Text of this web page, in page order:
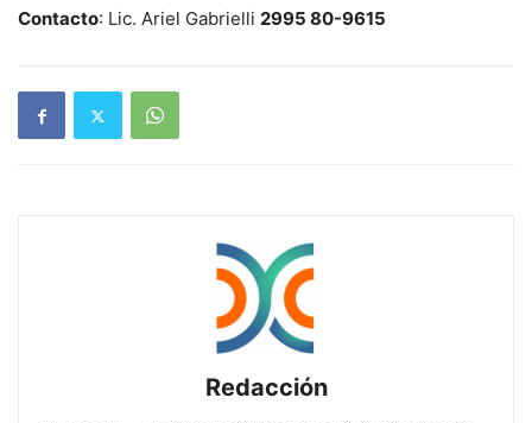
Contacto: Lic. Ariel Gabrielli 2995 80-9615
Redacción